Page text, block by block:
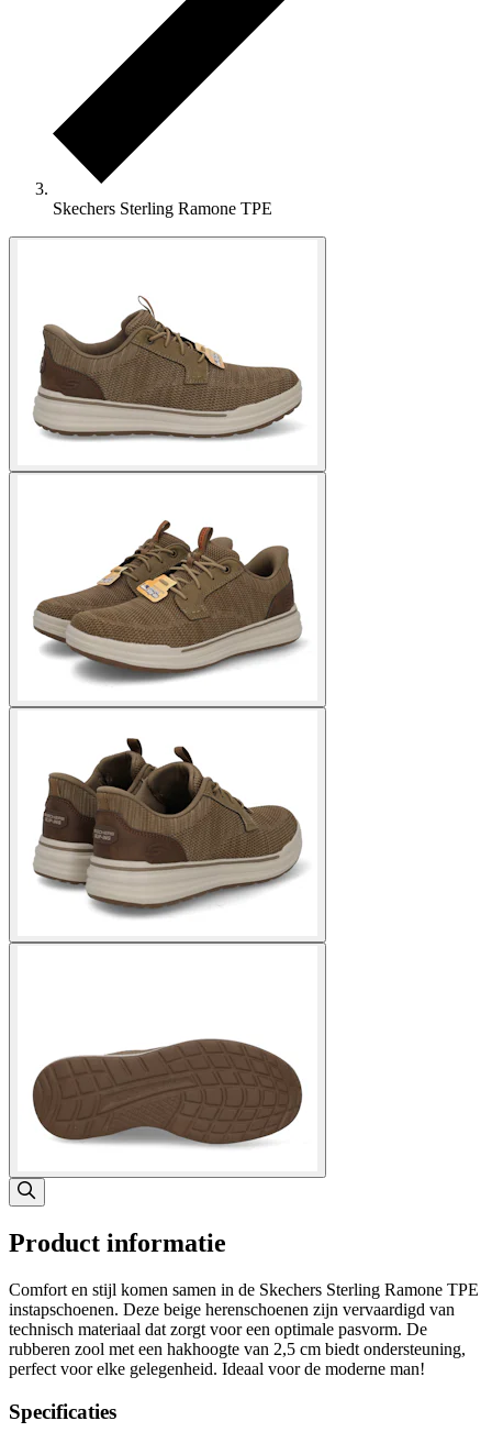
Skechers Sterling Ramone TPE
Product informatie
Comfort en stijl komen samen in de Skechers Sterling Ramone TPE
instapschoenen. Deze beige herenschoenen zijn vervaardigd van
technisch materiaal dat zorgt voor een optimale pasvorm. De
rubberen zool met een hakhoogte van 2,5 cm biedt ondersteuning,
perfect voor elke gelegenheid. Ideaal voor de moderne man!
Specificaties